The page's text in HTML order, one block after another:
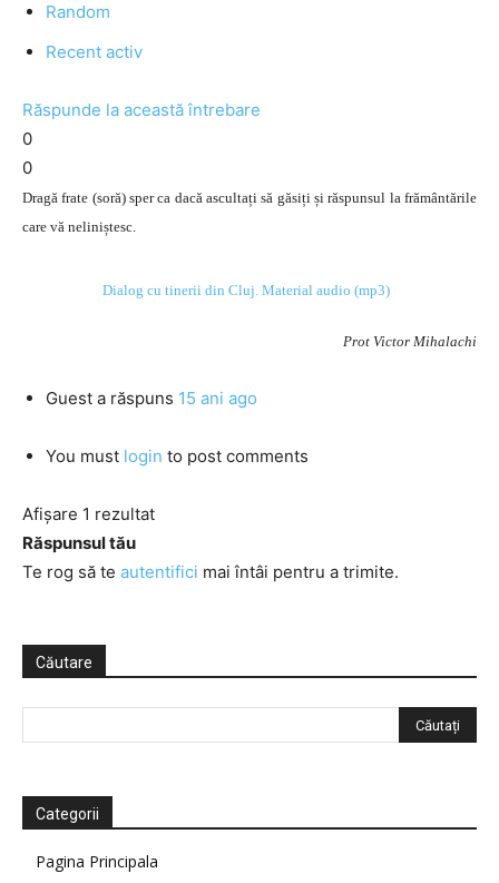
Random
Recent activ
Răspunde la această întrebare
0
0
Dragă frate (soră) sper ca dacă ascultați să găsiți și răspunsul la frământările
care vă neliniștesc.
Dialog cu tinerii din Cluj. Material audio (mp3)
Prot Victor Mihalachi
Guest a răspuns 15 ani ago
You must login to post comments
Afișare 1 rezultat
Răspunsul tău
Te rog să te autentifici mai întâi pentru a trimite.
Căutare
Categorii
Pagina Principala